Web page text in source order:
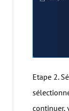
Etape 2.
continuer,